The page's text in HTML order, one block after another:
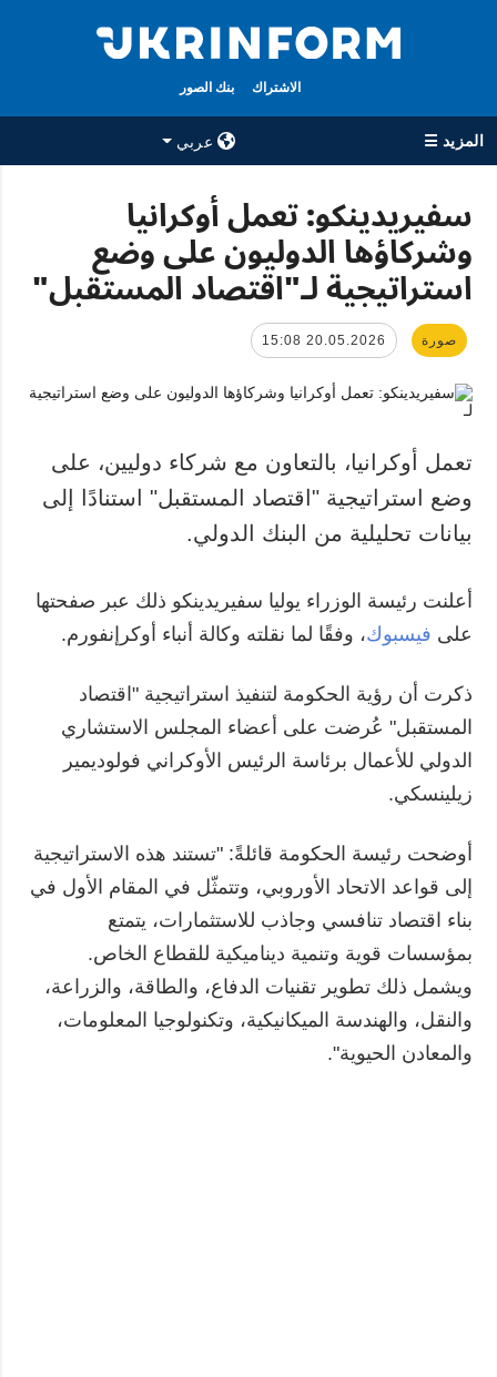
الاشتراك بنك الصور
المزيد ☰
عربي
جميع الأقسام
حرب
اقتصاد
تعافي أوكرانيا
الدفاع
رياضة
الوكالة
معلومات عن
الوكالة
وحماية البيانات
المزيد
مقابلات
الصور
الفيديوهات
خدمات
بنك الصور
سفيريدينكو: تعمل أوكرانيا
وشركاؤها الدوليون على وضع
استراتيجية لـ"اقتصاد المستقبل"
صورة 20.05.2026 15:08
تعمل أوكرانيا، بالتعاون مع شركاء دوليين، على
وضع استراتيجية "اقتصاد المستقبل" استنادًا إلى
بيانات تحليلية من البنك الدولي.
أعلنت رئيسة الوزراء يوليا سفيريدينكو ذلك عبر صفحتها
على فيسبوك، وفقًا لما نقلته وكالة أنباء أوكرإنفورم.
ذكرت أن رؤية الحكومة لتنفيذ استراتيجية "اقتصاد
المستقبل" عُرضت على أعضاء المجلس الاستشاري
الدولي للأعمال برئاسة الرئيس الأوكراني فولوديمير
زيلينسكي.
أوضحت رئيسة الحكومة قائلةً: "تستند هذه الاستراتيجية
إلى قواعد الاتحاد الأوروبي، وتتمثّل في المقام الأول في
بناء اقتصاد تنافسي وجاذب للاستثمارات، يتمتع
بمؤسسات قوية وتنمية ديناميكية للقطاع الخاص.
ويشمل ذلك تطوير تقنيات الدفاع، والطاقة، والزراعة،
والنقل، والهندسة الميكانيكية، وتكنولوجيا المعلومات،
والمعادن الحيوية".